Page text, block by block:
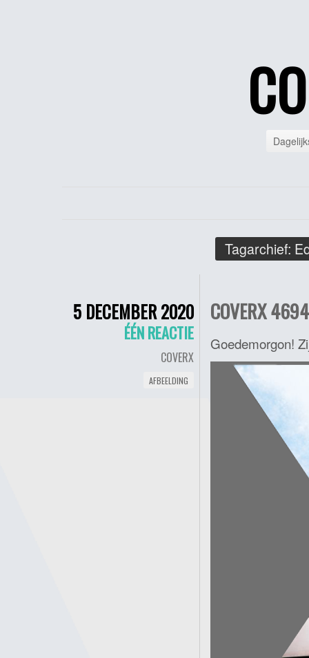
Tagarchief:
5 DECEMBER 2020
ÉÉN REACTIE
COVERX
AFBEELDING
COVERX
Goedemorgon!